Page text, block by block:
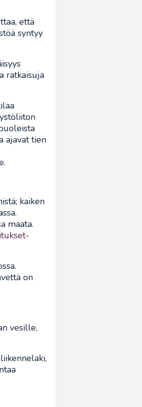
että
syntyy
ratkaisuja
ajavat tien
kaiken
maata.
on
vesille,